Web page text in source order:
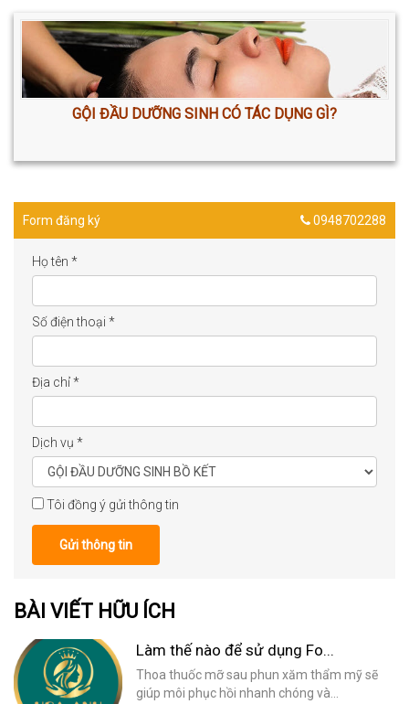
GỘI ĐẦU DƯỠNG SINH CÓ TÁC DỤNG GÌ?
Form đăng ký 0948702288
Họ tên *
Số điện thoại *
Địa chỉ*
Dịch vụ *
Tôi đồng ý gửi thông tin
Gửi thông tin
BÀI VIẾT HỮU ÍCH
Làm thế nào để sử dụng Fo...
Thoa thuốc mỡ sau phun xăm thẩm mỹ sẽ
giúp môi phục hồi nhanh chóng và...